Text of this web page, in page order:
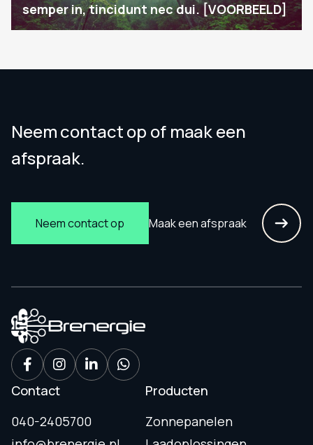
semper in, tincidunt nec dui. [VOORBEELD]
Neem contact op of maak een
afspraak.
Neem contact op Maak een afspraak
Contact
040-2405700
Producten
Zonnepanelen